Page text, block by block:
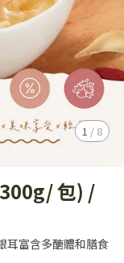
1 / 8
包) /
耳富含多醣體和膳食